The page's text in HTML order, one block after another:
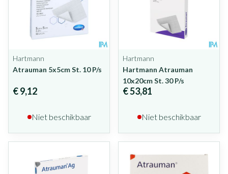
Hartmann
Atrauman 5x5cm St. 10 P/s
€ 9,12
Niet beschikbaar
Hartmann
Hartmann Atrauman
10x20cm St. 30 P/s
€ 53,81
Niet beschikbaar